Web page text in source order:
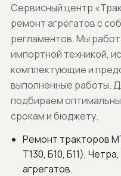
Сервисный центр
ремонт агрегатов с
регламентов. Мы
импортной техникой,
комплектующие и
выполненные работы.
подбираем
срокам и бюджету.
Ремонт тракторов
Т130, Б10, Б11),
агрегатов.